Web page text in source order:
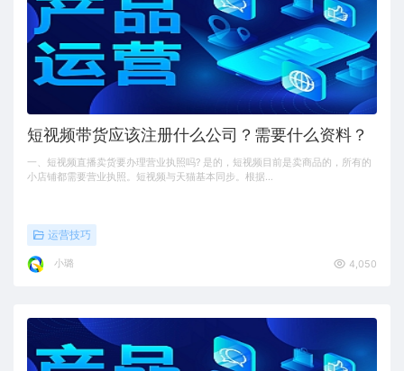
短视频带货应该注册什么公司？需要什么资料？
一、短视频直播卖货要办理营业执照吗? 是的，短视频目前是卖商品的，所有的
小店铺都需要营业执照。短视频与天猫基本同步。根据…
运营技巧
小璐 4,050